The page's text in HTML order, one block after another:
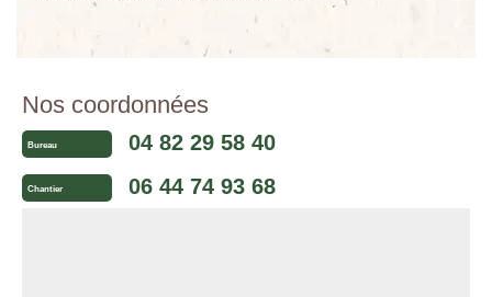
Nos coordonnées
Bureau 04 82 29 58 40
Chantier 06 44 74 93 68